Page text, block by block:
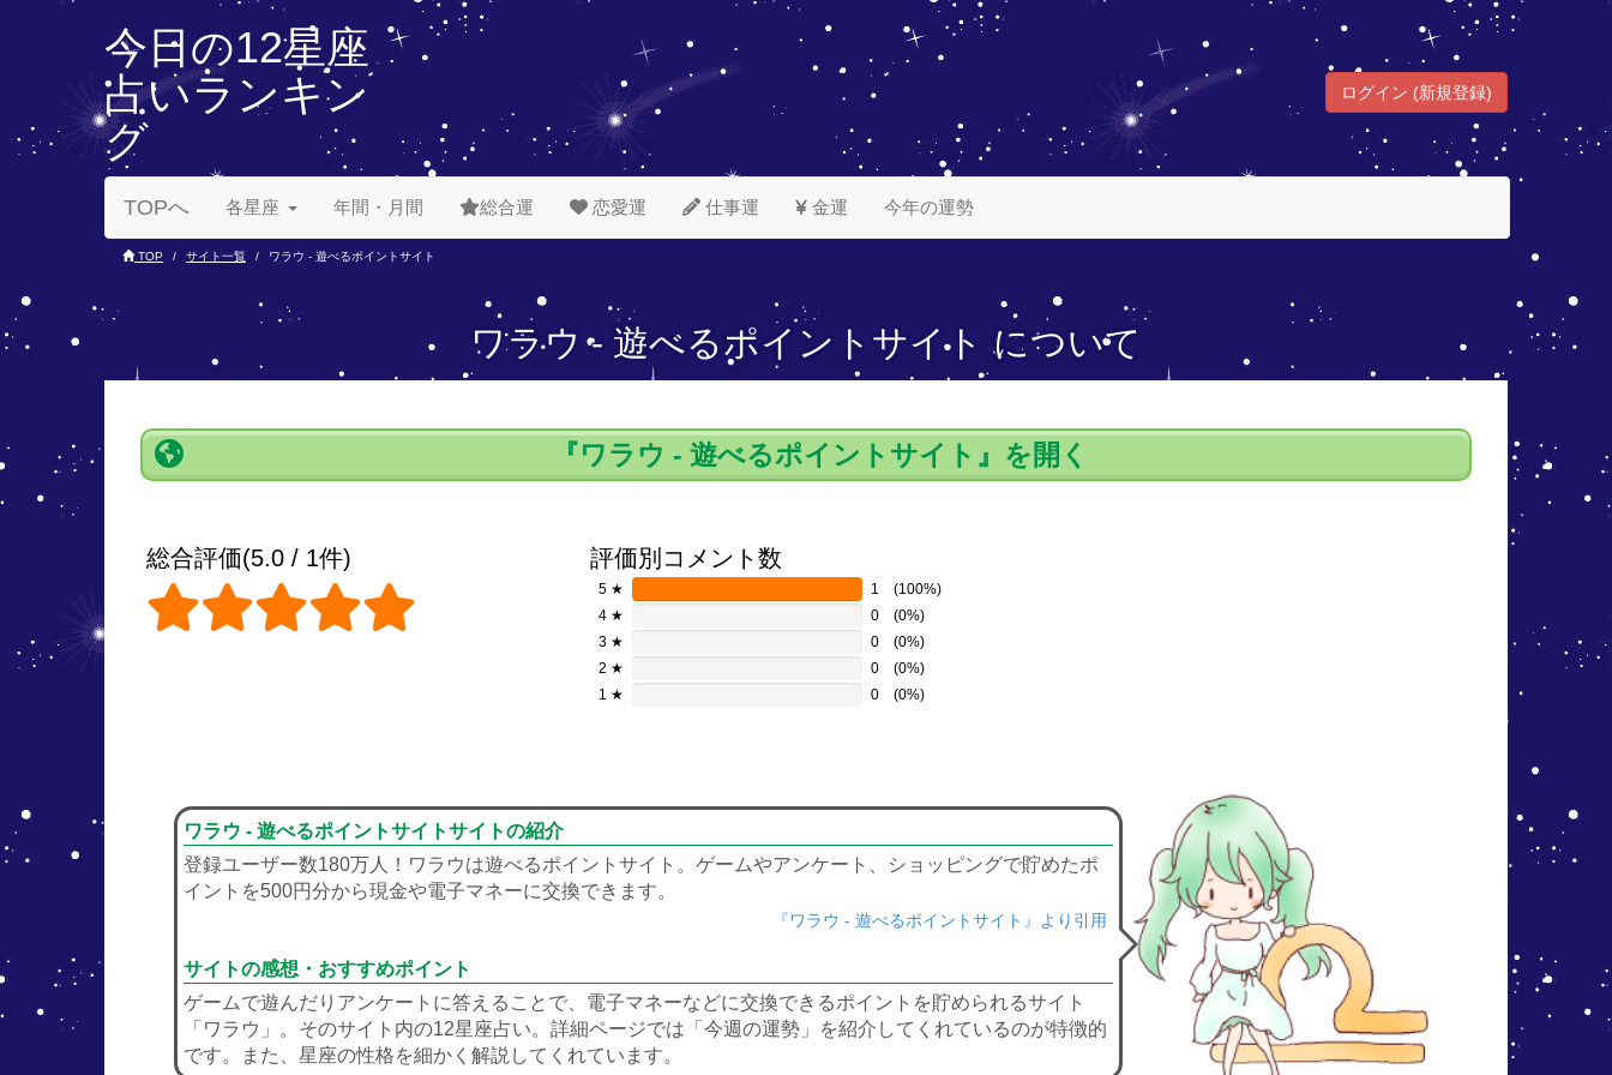
今日の12星座
占いランキン
グ
ログイン (新規登録)
TOPへ 各星座 年間・月間 総合運 恋愛運 仕事運 金運 今年の運勢
TOP サイト一覧 ワラウ - 遊べるポイントサイト
ワラウ - 遊べるポイントサイト について
『ワラウ - 遊べるポイントサイト』を開く
総合評価(5.0 / 1件) 評価別コメント数
5 ★ 1
(100%)
4 ★
0
(0%)
3 ★
0
(0%)
2 ★
0
(0%)
1 ★
0 (0%)
ワラウ - 遊べるポイントサイトサイトの紹介
登録ユーザー数180万人！ワラウは遊べるポイントサイト。ゲームやアンケート、ショッピングで貯めたポ
イントを500円分から現金や電子マネーに交換できます。
『ワラウ - 遊べるポイントサイト』より引用
サイトの感想・おすすめポイント
ゲームで遊んだりアンケートに答えることで、電子マネーなどに交換できるポイントを貯められるサイト
「ワラウ」。そのサイト内の12星座占い。詳細ページでは「今週の運勢」を紹介してくれているのが特徴的
です。また、星座の性格を細かく解説してくれています。